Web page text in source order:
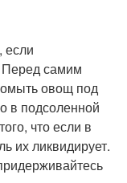
если
Перед самим
овощ под
в подсоленной
что если в
их ликвидирует.